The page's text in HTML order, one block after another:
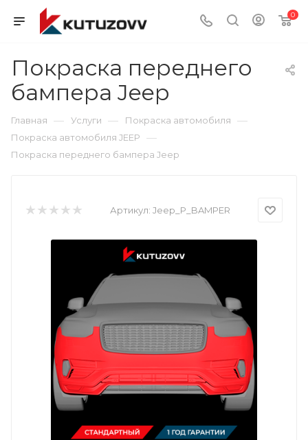
0
Покраска переднего
бампера Jeep
Главная — Услуги — Покраска автомобиля —
Покраска автомобиля JEEP —
Покраска переднего бампера Jeep
Артикул: Jeep_P_BAMPER